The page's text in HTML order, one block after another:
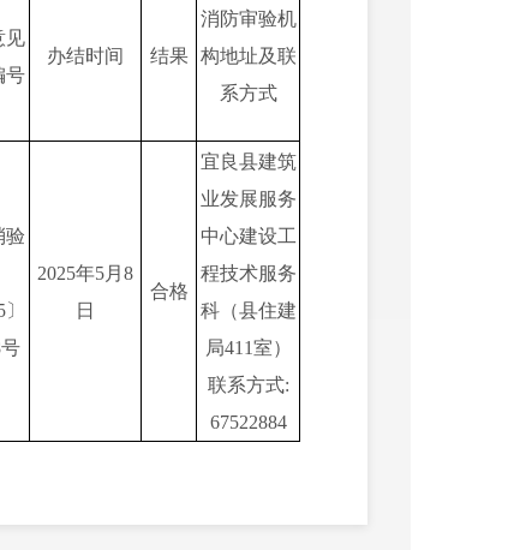
见
号
办结时间 结果
消防审验机
构地址及联
系方式
验
〕
号
2025年5月 8
日
合格
宜良县建筑
业发展服务
中心建设工
程技术服务
科（县住建
局411室）
联系方式:
67522884